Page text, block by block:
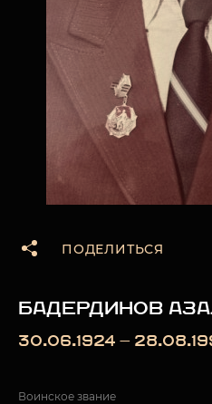
ПОДЕЛИТЬСЯ
БАДЕРДИНОВ
30.06.1924 —
Воинское звание